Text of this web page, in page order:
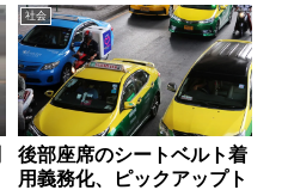
リア人男性は21日深夜、
プ………
社会
後部座席のシートベルト着
用義務化、ピックアップト